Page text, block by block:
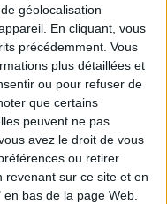
géolocalisation
En cliquant, vous
précédemment. Vous
plus détaillées et
ou pour refuser de
que certains
peuvent ne pas
avez le droit de vous
ou retirer
sur ce site et en
bas de la page Web.
À DÉVORER CET ÉTÉ